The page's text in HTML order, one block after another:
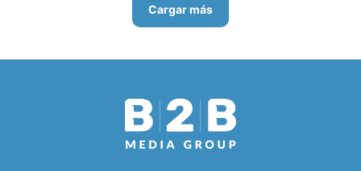
Cargar más